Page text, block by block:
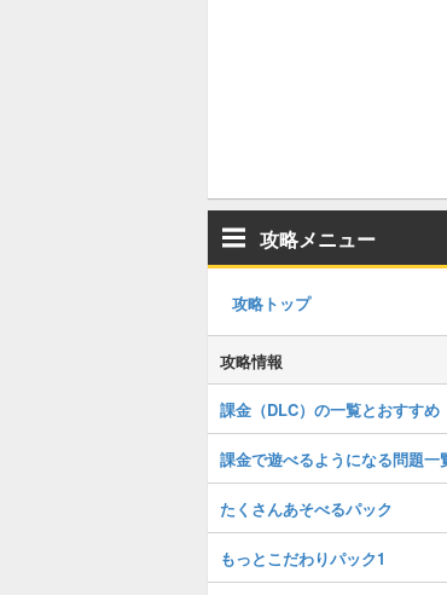
攻略メニュー
攻略トップ
攻略情報
課金（DLC）の一覧とおすすめ
課金で遊べるようになる問題一
たくさんあそべるパック
もっとこだわりパック1